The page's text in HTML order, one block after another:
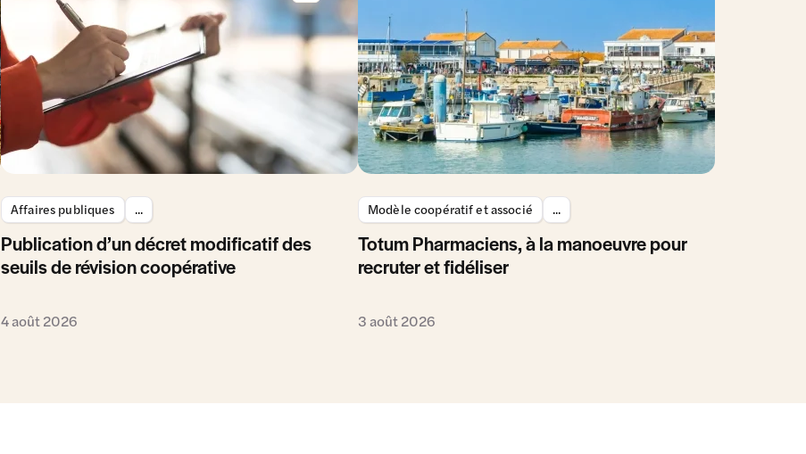
Affaires publiques ...
Publication d’un décret modificatif des
seuils de révision coopérative
4 août 2026
Modèle coopératif et associé ...
Totum Pharmaciens, à la manoeuvre pour
recruter et fidéliser
3 août 2026